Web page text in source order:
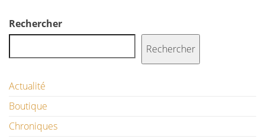
Rechercher
Rechercher
Actualité
Boutique
Chroniques